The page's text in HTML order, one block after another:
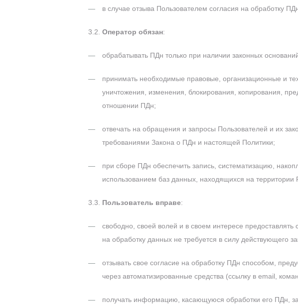
в случае отзыва Пользователем согласия на обработку
3.2. Оператор обязан:
обрабатывать ПДн только при наличии законных
принимать необходимые правовые, организационные и
уничтожения, изменения, блокирования, копирования,
отношении ПДн;
отвечать на обращения и запросы Пользователей и их
требованиями Закона о ПДн и настоящей Политики;
при сборе ПДн обеспечить запись, систематизацию,
использованием баз данных, находящихся на территории
3.3. Пользователь вправе:
свободно, своей волей и в своем интересе предоставлять
на обработку данных не требуется в силу действующего
отзывать свое согласие на обработку ПДн способом,
через автоматизированные средства (ссылку в email,
получать информацию, касающуюся обработки его ПДн,